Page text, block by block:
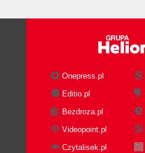
Onepress.pl
Editio.pl
Bezdroza.pl
Videopoint.pl
Czytalisek.pl